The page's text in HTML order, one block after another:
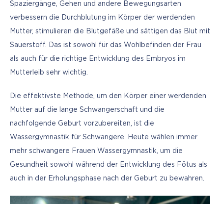
Spaziergänge, Gehen und andere Bewegungsarten
verbessern die Durchblutung im Körper der werdenden
Mutter, stimulieren die Blutgefäße und sättigen das Blut mit
Sauerstoff. Das ist sowohl für das Wohlbefinden der Frau
als auch für die richtige Entwicklung des Embryos im
Mutterleib sehr wichtig.
Die effektivste Methode, um den Körper einer werdenden
Mutter auf die lange Schwangerschaft und die
nachfolgende Geburt vorzubereiten, ist die
Wassergymnastik für Schwangere. Heute wählen immer
mehr schwangere Frauen Wassergymnastik, um die
Gesundheit sowohl während der Entwicklung des Fötus als
auch in der Erholungsphase nach der Geburt zu bewahren.